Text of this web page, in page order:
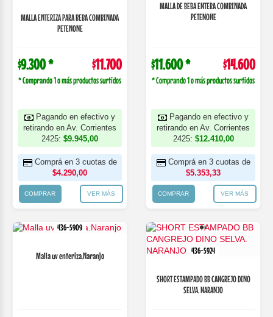
MALLA ENTERIZA PARA BEBA COMBINADA
PETENONE
$9.300 * $11.700
* Comprando 1 o más productos surtidos
Pagando en efectivo y
retirando en Av. Corrientes
2425: $9.945,00
Comprá en 3 cuotas de
$4.290,00
COMPRAR VER MÁS
MALLA DE BEBA ENTERA COMBINADA
PETENONE
$11.600 * $14.600
* Comprando 1 o más productos surtidos
Pagando en efectivo y
retirando en Av. Corrientes
2425: $12.410,00
Comprá en 3 cuotas de
$5.353,33
COMPRAR VER MÁS
436-5909
Malla uv enteriza.Naranjo 436-5924
SHORT ESTAMPADO BB CANGREJO DINO
SELVA. NARANJO